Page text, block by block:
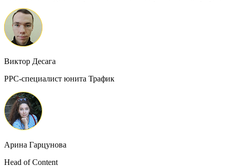
Виктор Десага
PPC-специалист юнита Трафик
Арина Гарцунова
Head of Content